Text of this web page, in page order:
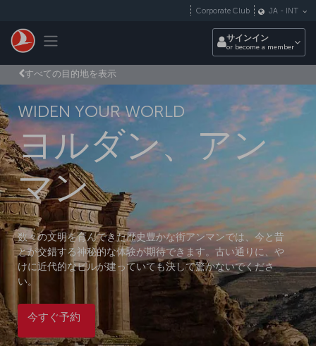
Toggle navigation
Corporate Club JA - INT
サインイン
or become a member
すべての目的地を表示
WIDEN YOUR WORLD
ヨルダン、アン
マン
数々の文明を育んできた歴史豊かな街アンマンでは、今と昔
とが交錯する神秘的な体験が期待できます。古い通りに、や
けに近代的なビルが建っていても決して驚かないでくださ
い。
今すぐ予約